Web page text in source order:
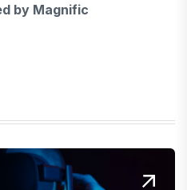
by Magnific